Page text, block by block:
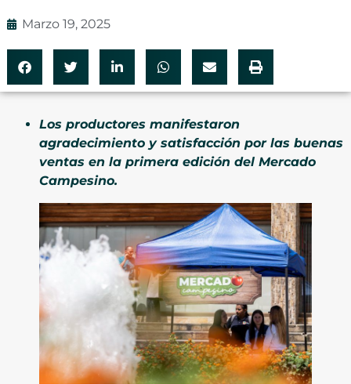
Marzo 19, 2025
Los productores manifestaron
agradecimiento y satisfacción por las buenas
ventas en la primera edición del Mercado
Campesino.